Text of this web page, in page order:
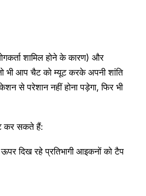
शामिल होने के कारण) और
भी आप चैट को म्यूट करके अपनी शांति
से परेशान नहीं होना पड़ेगा, फिर भी
कर सकते हैं:
दिख रहे प्रतिभागी आइकनों को टैप